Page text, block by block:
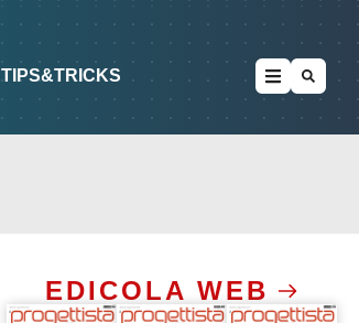
DI PROGETTAZIONE
TIPS&TRICKS
EDICOLA WEB